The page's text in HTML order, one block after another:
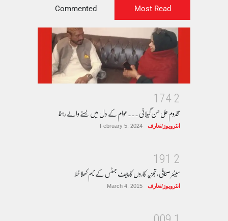
Most Read
Commented
2
4
7
1
مخدوم علی حسن گیلانی ۔۔۔عوام کے دل میں بسنے والے رہنما
انٹرویوز/تعارف February 5, 2024
2
1
9
1
سینئر صحافی، تجزیہ کاروں کا چیف جسٹس کے نام کھلا خط
انٹرویوز/تعارف March 4, 2015